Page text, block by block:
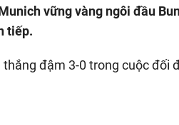
vững vàng ngôi đầu
tiếp.
đậm 3-0 trong cuộc đối